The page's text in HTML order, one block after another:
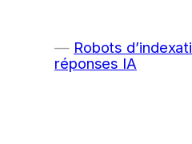
Robots
réponses IA